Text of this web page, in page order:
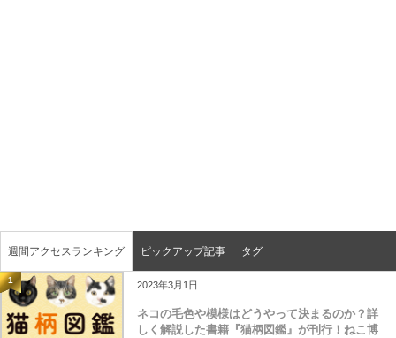
週間アクセスランキング ピックアップ記事 タグ
1 2023年3月1日
ネコの毛色や模様はどうやって決まるのか？詳
しく解説した書籍『猫柄図鑑』が刊行！ねこ博